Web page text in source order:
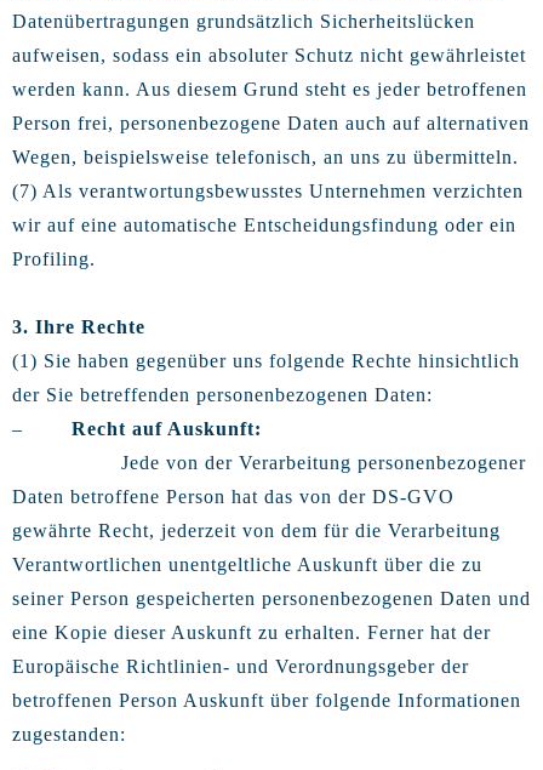
Datenübertragungen grundsätzlich Sicherheitslücken
aufweisen, sodass ein absoluter Schutz nicht gewährleistet
werden kann. Aus diesem Grund steht es jeder betroffenen
Person frei, personenbezogene Daten auch auf alternativen
Wegen, beispielsweise telefonisch, an uns zu übermitteln.
(7) Als verantwortungsbewusstes Unternehmen verzichten
wir auf eine automatische Entscheidungsfindung oder ein
Profiling.
3. Ihre Rechte
(1) Sie haben gegenüber uns folgende Rechte hinsichtlich
der Sie betreffenden personenbezogenen Daten:
– Recht auf Auskunft:
Jede von der Verarbeitung personenbezogener
Daten betroffene Person hat das von der DS-GVO
gewährte Recht, jederzeit von dem für die Verarbeitung
Verantwortlichen unentgeltliche Auskunft über die zu
seiner Person gespeicherten personenbezogenen Daten und
eine Kopie dieser Auskunft zu erhalten. Ferner hat der
Europäische Richtlinien- und Verordnungsgeber der
betroffenen Person Auskunft über folgende Informationen
zugestanden: